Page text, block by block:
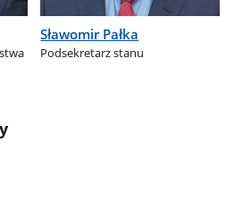
Sławomir Pałka
Podsekretarz stanu